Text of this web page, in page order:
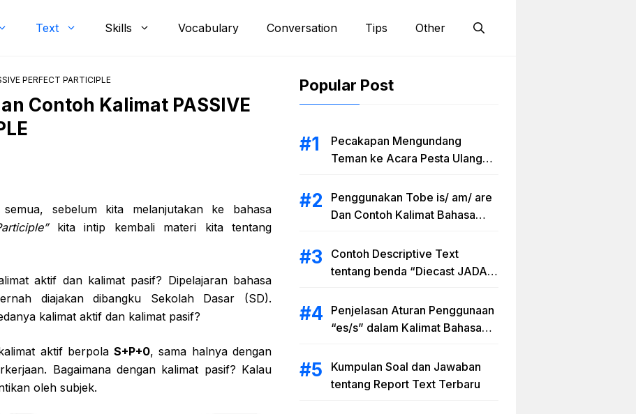
Text Skills Vocabulary Conversation Tips Other
PERFECT PARTICIPLE
Contoh Kalimat PASSIVE
sebelum kita melanjutakan ke bahasa
kita intip kembali materi kita tentang
aktif dan kalimat pasif? Dipelajaran bahasa
diajakan dibangku Sekolah Dasar (SD).
kalimat aktif dan kalimat pasif?
aktif berpolaS+P+0, sama halnya dengan
Bagaimana dengan kalimat pasif? Kalau
oleh subjek.
Popular Post
Pecakapan Mengundang
Teman ke Acara Pesta Ulang
Dalam Bahasa Inggris
Penggunakan Tobe is/ am/ are
Dan Contoh Kalimat Bahasa
Present Tense
Contoh Descriptive Text
tentang benda “Diecast JADA –
Penjelasan Aturan Penggunaan
“es/s” dalam Kalimat Bahasa
Kumpulan Soal dan Jawaban
tentang Report Text Terbaru